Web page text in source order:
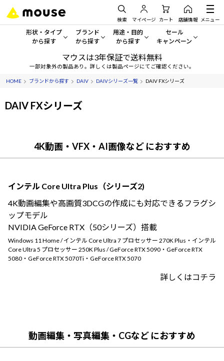
検索 マイページ カート 店舗情報 メニュー
形状・タイプ
から探す
形状・タイプから探す をすべてみる
デスクトップPC
ノートPC
サーバー
ワークステーション
ディスプレイ
Windows 11|Copilot+ PC
ブランド
から探す
mouse
G TUNE
NEXTGEAR
MousePro
Windows 11|Copilot+ PC
用途・目的
から探す
一般向けパソコン
ゲーミングPC・ゲーム向けパソコン
学習向けパソコン
スペック/パーツ別
AIおすすめパソコン
Windows 11|Copilot+ PC
セール
キャンペーン
セール・キャンペー
期間限定セール
おすすめ目玉パソコン
マウスは3年保証で送料無料
一部対象外の製品あり。詳しくは製品ページにてご確認ください。
HOME ブランドから探す DAIV DAIVシリーズ一覧 DAIV FXシリーズ
DAIV FXシリーズ
4K動画・VFX・AI画像など におすすめ
インテル Core Ultra Plus（シリーズ2)
4K動画編集や高画質3DCGの作成にも対応できるフラグシ
ップモデル
NVIDIA GeForce RTX（50シリーズ）搭載
Windows 11 Home / インテル Core Ultra 7 プロセッサー 270K Plus・インテル
Core Ultra 5 プロセッサー 250K Plus / GeForce RTX 5090・GeForce RTX
5080・GeForce RTX 5070Ti・GeForce RTX 5070
詳しくはコチラ
動画編集・写真編集・CGなど におすすめ